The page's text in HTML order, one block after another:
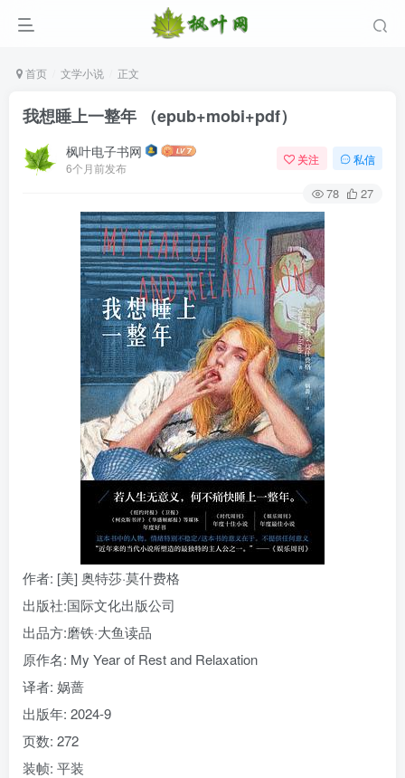
首页 文学小说 正文
我想睡上一整年 （epub+mobi+pdf）
枫叶电子书网
6个月前发布
关注 私信
78 27
作者: [美] 奥特莎·莫什费格
出版社:国际文化出版公司
出品方:磨铁·大鱼读品
原作名: My Year of Rest and Relaxation
译者: 娲蔷
出版年: 2024-9
页数: 272
装帧: 平装
登录
没有账号？立即注册
用户名/手机号/邮箱
登录密码
记住登录 找回密码|免密登录
登录
社交账号登录